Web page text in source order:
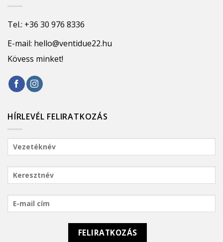
Tel.: +36 30 976 8336
E-mail: hello@ventidue22.hu
Kövess minket!
HÍRLEVÉL FELIRATKOZÁS